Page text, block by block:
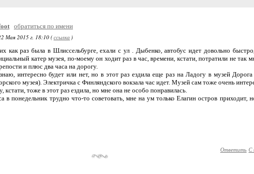
обратиться по имени
Мая 2015 г. 18:10 (ссылка )
как раз была в Шлиссельбурге, ехали с ул . Дыбенко, автобус идет довольно
катер музея, по-моему он ходит раз в час, времени, кстати, потратили не так
и плюс два часа на дорогу.
интересно будет или нет, но в этот раз ездила еще раз на Ладогу в музей
музея). Электричка с Финляндского вокзала час идет. Музей сам тоже очень
кстати, тоже в этот раз ездила, но мне она не особо понравилась.
в понедельник трудно что-то советовать, мне на ум только Елагин остров приходит,
Ответить С